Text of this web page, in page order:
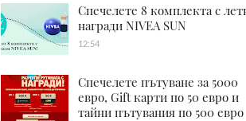
Спечелете 8 комплекта с
награди NIVEA SUN
12:54
Спечелете пътуване за 5000
евро, Gift карти по 50 евро и
тайни пътувания по 500 евро